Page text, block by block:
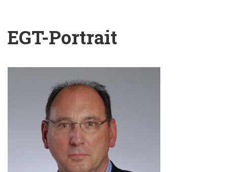
EGT-Portrait